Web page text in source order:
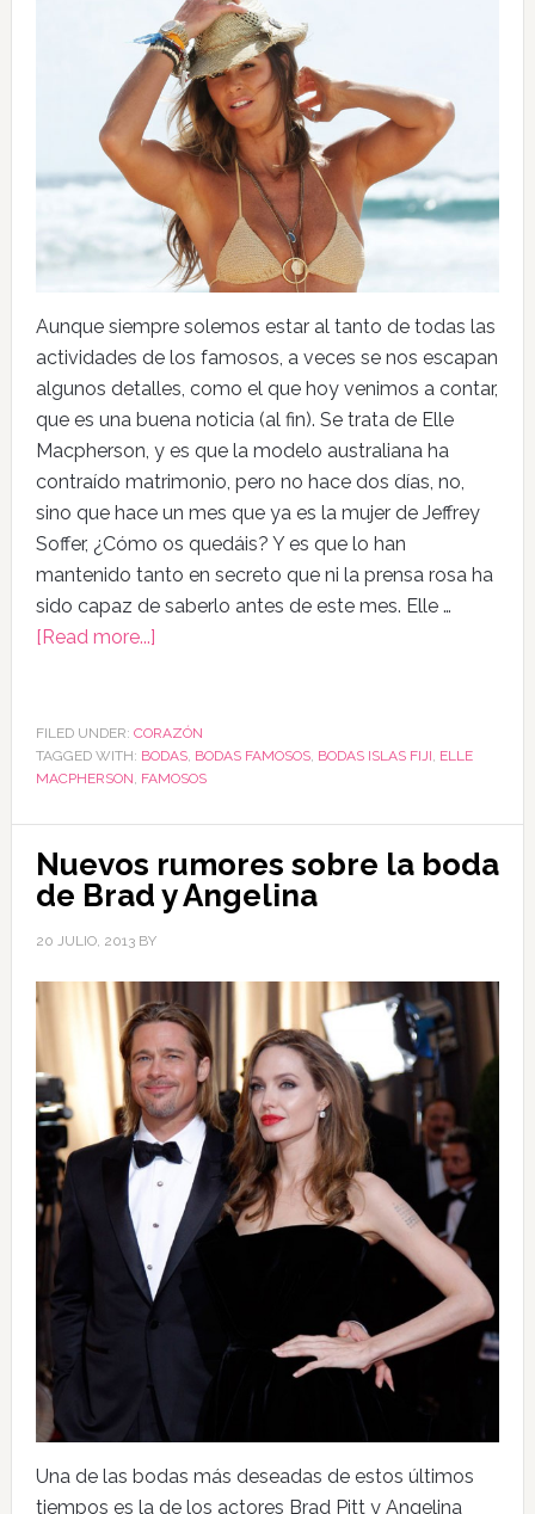
Aunque siempre solemos estar al tanto de todas las
actividades de los famosos, a veces se nos escapan
algunos detalles, como el que hoy venimos a contar,
que es una buena noticia (al fin). Se trata de Elle
Macpherson, y es que la modelo australiana ha
contraído matrimonio, pero no hace dos días, no,
sino que hace un mes que ya es la mujer de Jeffrey
Soffer, ¿Cómo os quedáis? Y es que lo han
mantenido tanto en secreto que ni la prensa rosa ha
sido capaz de saberlo antes de este mes. Elle …
[Read more...]
FILED UNDER: CORAZÓN
TAGGED WITH: BODAS, BODAS FAMOSOS, BODAS ISLAS FIJI ELLE
MACPHERSON FAMOSOS
Nuevos rumores sobre la boda
de Brad y Angelina
20 JULIO, 2013BY
Una de las bodas más deseadas de estos últimos
tiempos es la de los actores Brad Pitt y Angelina